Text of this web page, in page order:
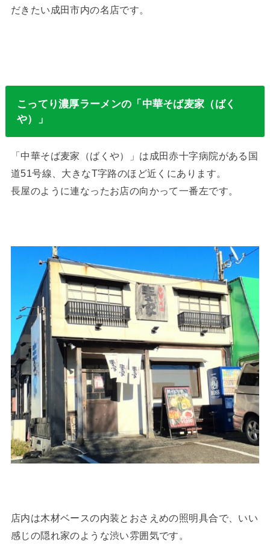
だきたい成田市内の名店です。
こってり濃厚ラーメンの「中華そば麦家（ばく
や）」
「中華そば麦家（ばくや）」は成田赤十字病院がある国
道51号線、大きなT字路のほど近くにあります。
長屋のように連なったお店の向かって一番左です。
店内は木材ベースの内装とおさえめの照明具合で、いい
感じの隠れ家のような渋い雰囲気です。